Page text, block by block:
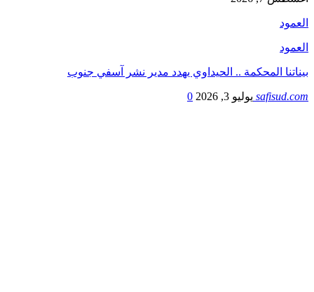
العمود
العمود
بيناتنا المحكمة .. الحيداوي يهدد مدير نشر آسفي جنوب
safisud.com يوليو 3, 2026 0